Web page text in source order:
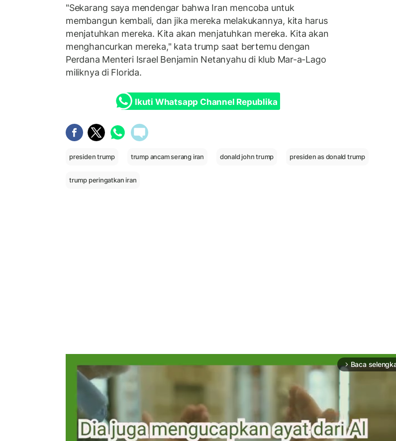
"Sekarang saya mendengar bahwa Iran mencoba untuk
membangun kembali, dan jika mereka melakukannya, kita harus
menjatuhkan mereka. Kita akan menjatuhkan mereka. Kita akan
menghancurkan mereka," kata trump saat bertemu dengan
Perdana Menteri Israel Benjamin Netanyahu di klub Mar-a-Lago
miliknya di Florida.
Ikuti Whatsapp Channel Republika
presiden trump trump ancam serang iran donald john trump presiden as donald trump
trump peringatkan iran
arrow_forward_ios Baca